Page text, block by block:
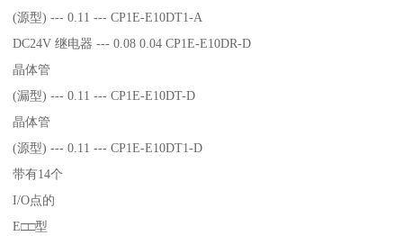
(源型) --- 0.11 --- CP1E-E10DT1-A
DC24V 继电器 --- 0.08 0.04 CP1E-E10DR-D
晶体管
(漏型) --- 0.11 --- CP1E-E10DT-D
晶体管
(源型) --- 0.11 --- CP1E-E10DT1-D
带有14个
I/O点的
E□□型